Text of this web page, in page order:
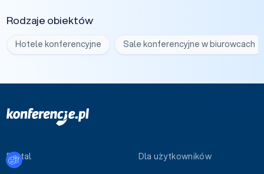
Rodzaje obiektów
Hotele konferencyjne Sale konferencyjne w biurowcach
Portal Dla użytkowników
Ustawienia plików cookies